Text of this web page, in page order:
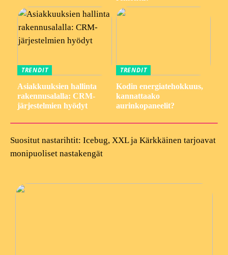
TRENDIT
Asiakkuuksien hallinta
rakennusalalla: CRM-
järjestelmien hyödyt
TRENDIT
Kodin energiatehokkuus,
kannattaako
aurinkopaneelit?
Suositut nastarihtit: Icebug, XXL ja Kärkkäinen tarjoavat
monipuoliset nastakengät